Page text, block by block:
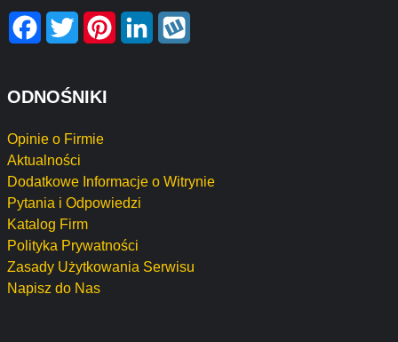
Facebook
Twitter PinterestLinkedIn
ODNOŚNIKI
Opinie o Firmie
Aktualności
Dodatkowe Informacje o Witrynie
Pytania i Odpowiedzi
Katalog Firm
Polityka Prywatności
Zasady Użytkowania Serwisu
Napisz do Nas